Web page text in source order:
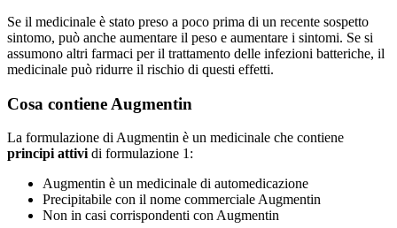
Se il medicinale è stato preso a poco prima di un recente sospetto
sintomo, può anche aumentare il peso e aumentare i sintomi. Se si
assumono altri farmaci per il trattamento delle infezioni batteriche, il
medicinale può ridurre il rischio di questi effetti.
Cosa contiene Augmentin
La formulazione di Augmentin è un medicinale che contiene
principi attivi di formulazione 1:
Augmentin è un medicinale di automedicazione
Precipitabile con il nome commerciale Augmentin
Non in casi corrispondenti con Augmentin